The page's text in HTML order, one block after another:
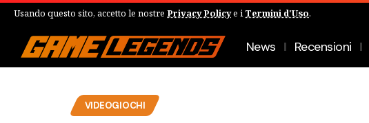
Usando questo sito, accetto le nostre Privacy Policye i Termini d'Uso.
News Recensioni
VIDEOGIOCHI